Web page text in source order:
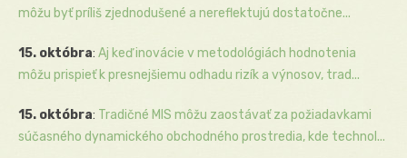
môžu byť príliš zjednodušené a nereflektujú dostatočne...
15. októbra: Aj keď inovácie v metodológiách hodnotenia
môžu prispieť k presnejšiemu odhadu rizík a výnosov, trad...
15. októbra: Tradičné MIS môžu zaostávať za požiadavkami
súčasného dynamického obchodného prostredia, kde technol...